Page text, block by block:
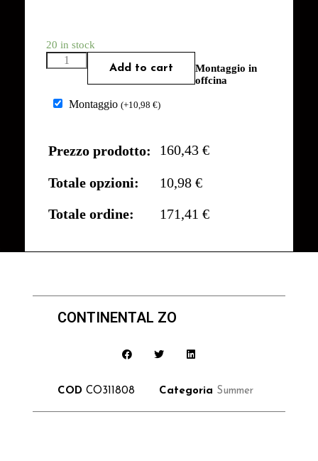
20 in stock
Add to cart
Montaggio in
offcina
Montaggio (+10,98 €)
Prezzo prodotto: 160,43 €
Totale opzioni:
10,98 €
Totale ordine:
171,41 €
CONTINENTAL ZO
COD CO311808 Categoria Summer